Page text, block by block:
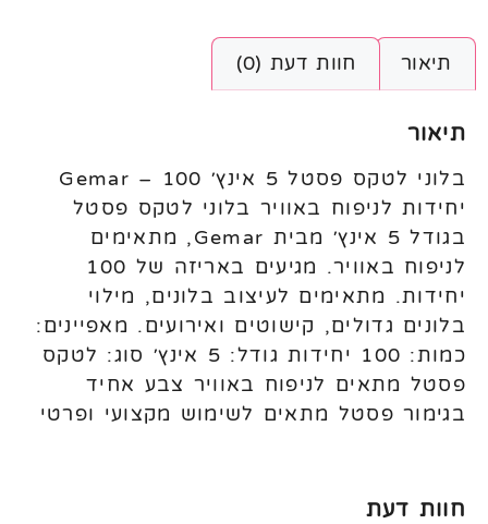
תיאור חוות דעת (0)
תיאור
בלוני לטקס פסטל 5 אינץ׳ Gemar – 100
יחידות לניפוח באוויר בלוני לטקס פסטל
בגודל 5 אינץ׳ מבית Gemar, מתאימים
לניפוח באוויר. מגיעים באריזה של 100
יחידות. מתאימים לעיצוב בלונים, מילוי
בלונים גדולים, קישוטים ואירועים. מאפיינים:
כמות: 100 יחידות גודל: 5 אינץ׳ סוג: לטקס
פסטל מתאים לניפוח באוויר צבע אחיד
בגימור פסטל מתאים לשימוש מקצועי ופרטי
חוות דעת